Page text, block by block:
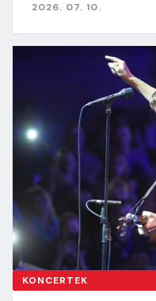
2026. 07. 10.
KONCERTEK